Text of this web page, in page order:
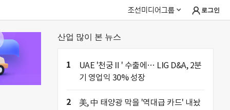
조선미디어그룹 로그인
산업 많이 본 뉴스